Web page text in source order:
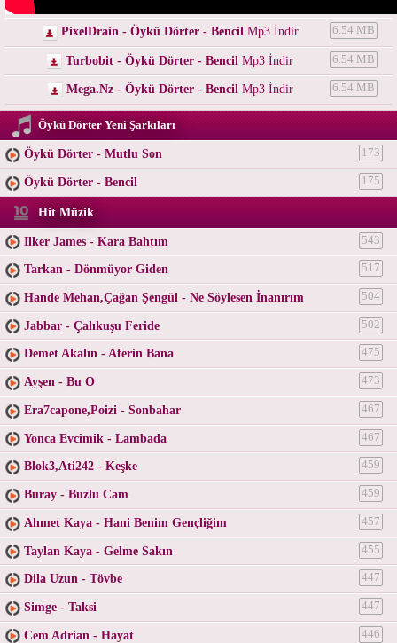
PixelDrain - Öykü Dörter - Bencil Mp3 İndir 6.54 MB
Turbobit - Öykü Dörter - Bencil Mp3 İndir 6.54 MB
Mega.Nz - Öykü Dörter - BencilMp3 İndir 6.54 MB
Öykü Dörter Yeni Şarkıları
Öykü Dörter - Mutlu Son 173
Öykü Dörter - Bencil 175
Hit Müzik
Ilker James - Kara Bahtım 543
Tarkan - Dönmüyor Giden 517
Hande Mehan,Çağan Şengül - Ne Söylesen İnanırım 504
Jabbar - Çalıkuşu Feride 502
Demet Akalın - Aferin Bana 475
Ayşen - Bu O 473
Era7capone,Poizi - Sonbahar 467
Yonca Evcimik - Lambada 467
Blok3,Ati242 - Keşke 459
Buray - Buzlu Cam 459
Ahmet Kaya - Hani Benim Gençliğim 457
Taylan Kaya - Gelme Sakın 455
Dila Uzun - Tövbe 447
Simge - Taksi 447
Cem Adrian - Hayat 446